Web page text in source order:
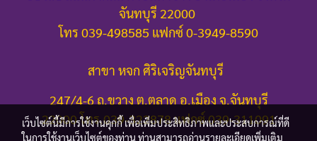
จันทบุรี 22000
โทร 039-498585 แฟกซ์ 0-3949-8590
สาขา หจก ศิริเจริญจันทบุรี
247/4-6 ถ.ขวาง ต.ตลาด อ.เมือง จ.จันทบุรี
22000โทร.039-322878 แฟกซ์ 039-311091
เว็บไซต์นี้มีการใช้งานคุกกี้ เพื่อเพิ่มประสิทธิภาพและประสบการณ์ที่ดี
ในการใช้งานเว็บไซต์ของท่าน ท่านสามารถอ่านรายละเอียดเพิ่มเติม